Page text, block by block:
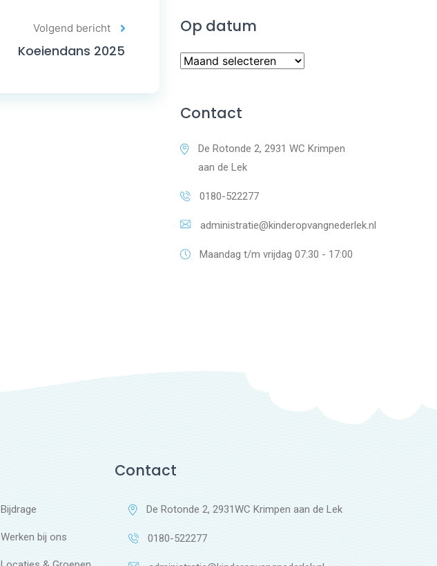
Volgend bericht
Koeiendans 2025
Op datum
Contact
De Rotonde 2, 2931 WC Krimpen
aan de Lek
0180-522277
administratie@kinderopvangnederlek.nl
Maandag t/m vrijdag 07:30 - 17:00
Bijdrage
Werken bij ons
Contact
De Rotonde 2, 2931WC Krimpen aan de Lek
0180-522277